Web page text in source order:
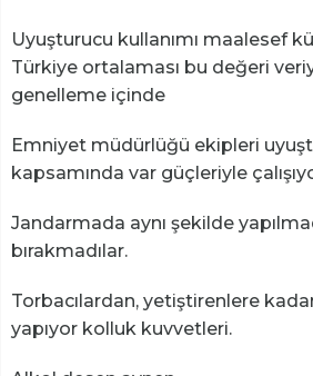
Uyuşturucu kullanımı maalesef
Türkiye ortalaması bu değeri
genelleme içinde
Emniyet müdürlüğü ekipleri
kapsamında var güçleriyle
Jandarmada aynı şekilde
bırakmadılar.
Torbacılardan, yetiştirenlere
yapıyor kolluk kuvvetleri.